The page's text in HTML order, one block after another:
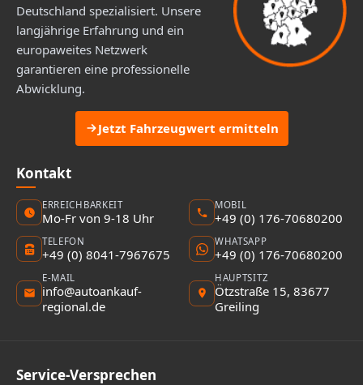
Deutschland spezialisiert. Unsere
langjährige Erfahrung und ein
europaweites Netzwerk
garantieren eine professionelle
Abwicklung.
Jetzt Fahrzeugwert ermitteln
Kontakt
ERREICHBARKEIT
Mo-Fr von 9-18 Uhr
MOBIL
+49 (0) 176-70680200
TELEFON
+49 (0) 8041-7967675
WHATSAPP
+49 (0) 176-70680200
E-MAIL
info@autoankauf-
regional.de
HAUPTSITZ
Ötzstraße 15, 83677
Greiling
Service-Versprechen